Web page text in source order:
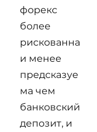
форекс
более
рискованна
и менее
предсказуе
ма чем
банковский
депозит, и